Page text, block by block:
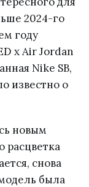
2024-го
году
x Air Jordan
Nike SB,
известно о
новым
расцветка
снова
была